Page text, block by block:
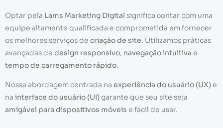
Optar pela Lams Marketing Digital significa contar com uma
equipe altamente qualificada e comprometida em fornecer
os melhores serviços de criação de site. Utilizamos práticas
avançadas de design responsivo, navegação intuitiva e
tempo de carregamento rápido.
Nossa abordagem centrada na experiência do usuário (UX)e
na interface do usuário (UI)garante que seu site seja
amigável para dispositivos móveis e fácil de usar.